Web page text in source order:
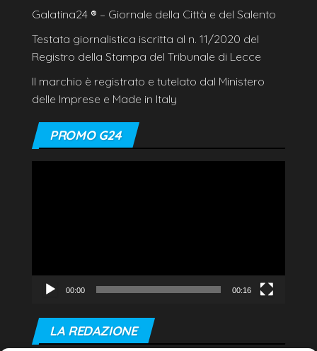
Galatina24 ® – Giornale della Città e del Salento
Testata giornalistica iscritta al n. 11/2020 del
Registro della Stampa del Tribunale di Lecce
Il marchio è registrato e tutelato dal Ministero
delle Imprese e Made in Italy
PROMO G24
00:00 00:16
LA REDAZIONE